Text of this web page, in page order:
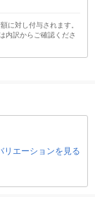
に対し付与されます。
内訳からご確認くださ
リエーションを見る